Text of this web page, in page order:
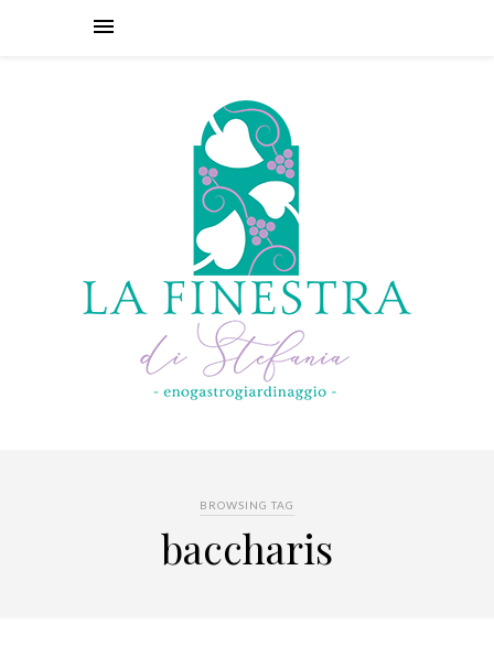
BROWSING TAG
baccharis